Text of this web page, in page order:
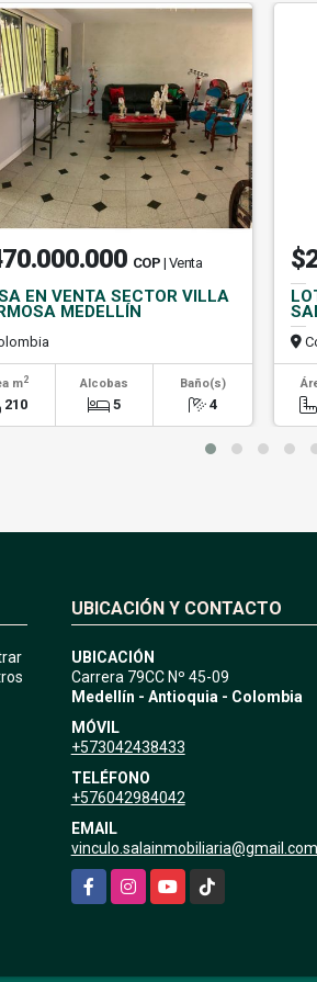
COP | Venta
EN VENTA SECTOR VILLA
MEDELLÍN
m2
210
Alcobas
5
Baño(s)
4
UBICACIÓN Y CONTACTO
UBICACIÓN
Carrera 79CC Nº 45-09
Medellín - Antioquia - Colombia
MÓVIL
+573042438433
TELÉFONO
+576042984042
EMAIL
vinculo.salainmobiliaria@gmail.com
FacebookInstagramYouTubeTikTok